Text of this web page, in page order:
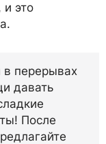
и это
в перерывах
давать
После